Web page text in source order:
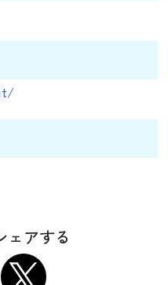
ェアする